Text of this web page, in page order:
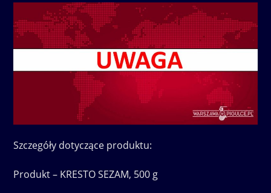
Szczegóły dotyczące produktu:
Produkt – KRESTO SEZAM, 500 g